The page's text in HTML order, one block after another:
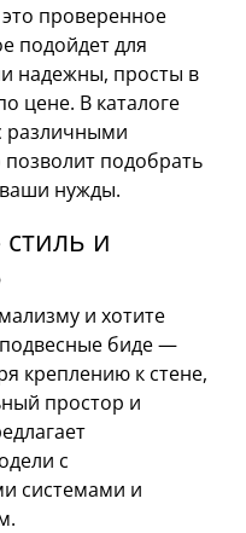
проверенное
подойдет для
надежны, просты в
цене. В каталоге
различными
подобрать
нужды.
и
и хотите
биде —
креплению к стене,
простор и
с
системами и